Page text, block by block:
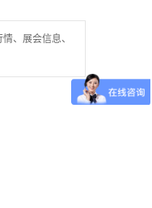
、展会信息、